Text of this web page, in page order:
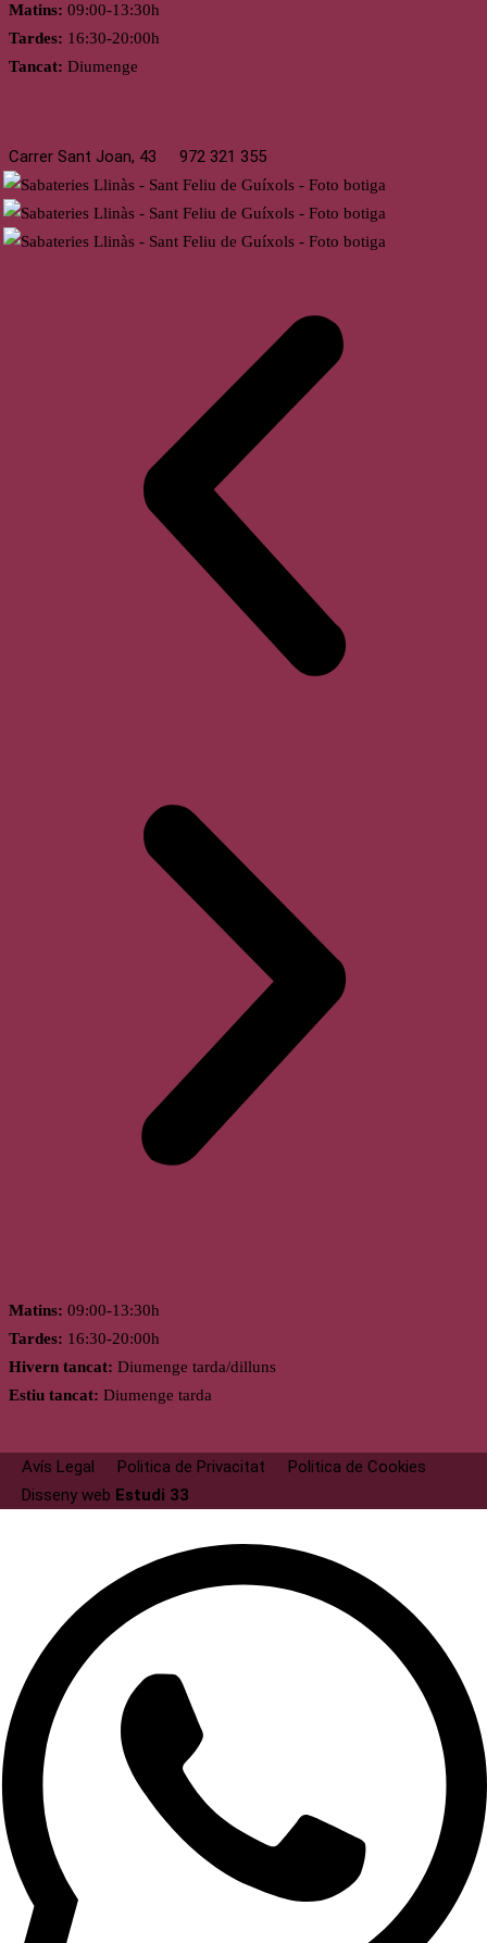
Matins: 09:00-13:30h
Tardes: 16:30-20:00h
Tancat: Diumenge
Carrer Sant Joan, 43 972 321 355
Matins: 09:00-13:30h
Tardes: 16:30-20:00h
Hivern tancat: Diumenge tarda/dilluns
Estiu tancat: Diumenge tarda
Avís Legal Politica de Privacitat
Politica de Cookies
Disseny web Estudi 33